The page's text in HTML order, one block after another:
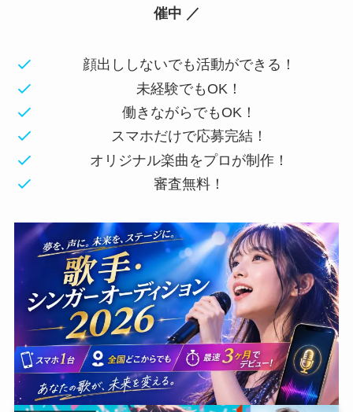
催中 ／
顔出ししないでも活動ができる！
未経験でもOK！
働きながらでもOK！
スマホだけで応募完結！
オリジナル楽曲をプロが制作！
審査無料！